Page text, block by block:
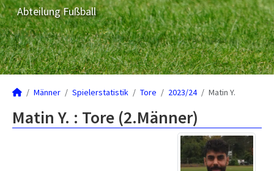
Abteilung Fußball
Männer Spielerstatistik Tore 2023/24 Matin Y.
Matin Y. : Tore (2.Männer)